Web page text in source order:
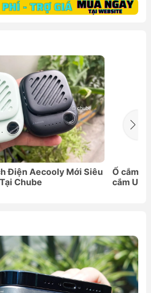
Điện Aecooly Mới Siêu
Chube
Ổ cắm
cắm